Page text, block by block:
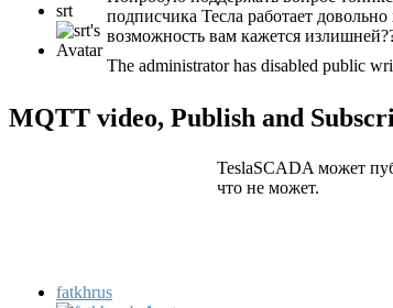
srt
подписчика Тесла работает
возможность вам кажется
The administrator has disabled public
MQTT video, Publish and
fatkhrus
TeslaSCADA может
что не может.